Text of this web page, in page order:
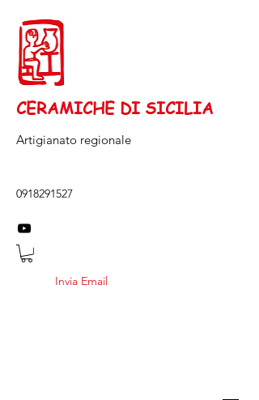
CERAMICHE DI SICILIA
Artigianato regionale
0918291527
Invia Email